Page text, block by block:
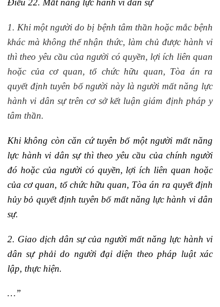
Điều 22. Mất năng lực hành vi dân sự
1. Khi một người do bị bệnh tâm thần hoặc mắc bệnh
khác mà không thể nhận thức, làm chủ được hành vi
thì theo yêu cầu của người có quyền, lợi ích liên quan
hoặc của cơ quan, tổ chức hữu quan, Tòa án ra
quyết định tuyên bố người này là người mất năng lực
hành vi dân sự trên cơ sở kết luận giám định pháp y
tâm thần.
Khi không còn căn cứ tuyên bố một người mất năng
lực hành vi dân sự thì theo yêu cầu của chính người
đó hoặc của người có quyền, lợi ích liên quan hoặc
của cơ quan, tổ chức hữu quan, Tòa án ra quyết định
hủy bỏ quyết định tuyên bố mất năng lực hành vi dân
sự.
2. Giao dịch dân sự của người mất năng lực hành vi
dân sự phải do người đại diện theo pháp luật xác
lập, thực hiện.
…”